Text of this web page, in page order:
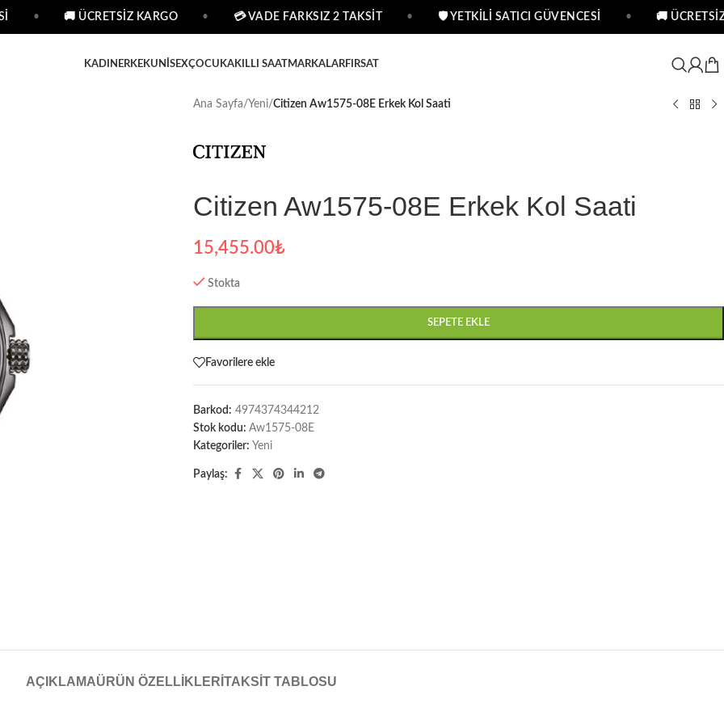
🚚 ÜCRETSİZ KARGO 💳 VADE FARKSIZ 2 TAKSİT 🛡 YETKİLİ SATICI GÜVENCESİ 🚚 ÜCRETSİZ
KADIN ERKEKUNISEXÇOCUKAKILLI SAATMARKALARFIRSAT
Ana Sayfa/Yeni/Citizen Aw1575-08E Erkek Kol Saati
Citizen Aw1575-08E Erkek Kol Saati
15,455.00₺
Stokta
SEPETE EKLE
Favorilere ekle
Barkod: 4974374344212
Stok kodu: Aw1575-08E
Kategoriler: Yeni
Paylaş:
AÇIKLAMAÜRÜN ÖZELLIKLERI TAKSIT TABLOSU